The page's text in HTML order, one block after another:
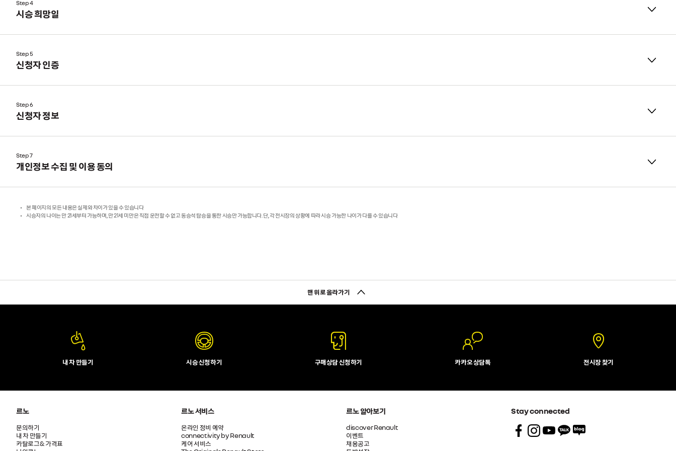
Step 4
시승 희망일
Step 5
신청자 인증
Step 6
신청자 정보
Step 7
개인정보 수집 및 이용 동의
본 페이지의 모든 내용은 실제와 차이가 있을 수 있습니다
시승자의 나이는 만 21세부터 가능하며, 만 21세 미만은 직접 운전할 수 없고 동승석 탑승을 통한 시승만 가능합니다. 단, 각 전시장의 상황에 따라 시승 가능한 나이가 다를 수 있습니다
맨 위로 올라가기
내 차 만들기 시승 신청하기 구매상담 신청하기 카카오 상담톡 전시장 찾기
르노
문의하기
내 차 만들기
카탈로그& 가격표
르노 서비스
온라인 정비 예약
connectivity by Renault
케어 서비스
르노 알아보기
discover Renault
이벤트
채용공고
Stay connected